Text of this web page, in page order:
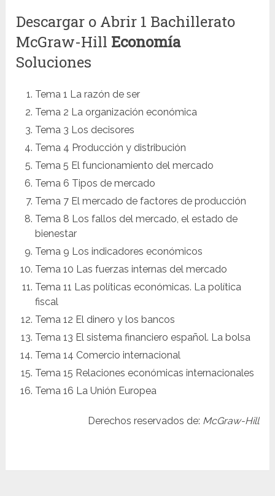
Descargar o Abrir 1 Bachillerato
McGraw-Hill Economía
Soluciones
Tema 1 La razón de ser
Tema 2 La organización económica
Tema 3 Los decisores
Tema 4 Producción y distribución
Tema 5 El funcionamiento del mercado
Tema 6 Tipos de mercado
Tema 7 El mercado de factores de producción
Tema 8 Los fallos del mercado, el estado de
bienestar
Tema 9 Los indicadores económicos
Tema 10 Las fuerzas internas del mercado
Tema 11 Las políticas económicas. La política
fiscal
Tema 12 El dinero y los bancos
Tema 13 El sistema financiero español. La bolsa
Tema 14 Comercio internacional
Tema 15 Relaciones económicas internacionales
Tema 16 La Unión Europea
Derechos reservados de: McGraw-Hill